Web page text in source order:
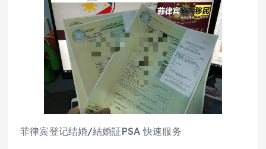
菲律宾登记结婚/結婚証PSA 快速服务